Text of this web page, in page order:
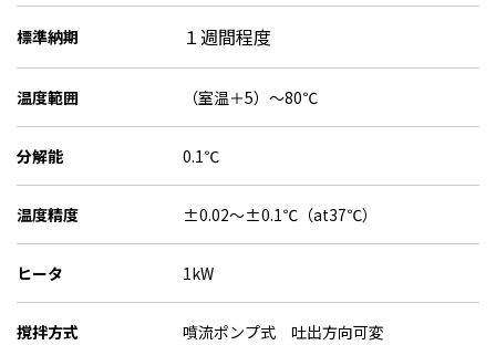
標準納期 １週間程度
温度範囲 （室温＋5）～80℃
分解能 0.1℃
温度精度 ±0.02～±0.1℃（at37℃）
ヒータ 1kW
撹拌方式 噴流ポンプ式 吐出方向可変